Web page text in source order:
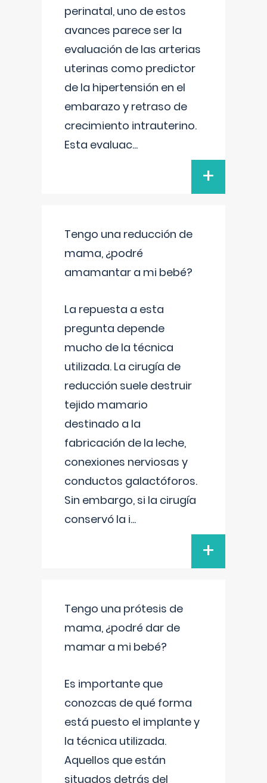
perinatal, uno de estos
avances parece ser la
evaluación de las arterias
uterinas como predictor
de la hipertensión en el
embarazo y retraso de
crecimiento intrauterino.
Esta evaluac...
+
Tengo una reducción de
mama, ¿podré
amamantar a mi bebé?
La repuesta a esta
pregunta depende
mucho de la técnica
utilizada. La cirugía de
reducción suele destruir
tejido mamario
destinado a la
fabricación de la leche,
conexiones nerviosas y
conductos galactóforos.
Sin embargo, si la cirugía
conservó la i...
+
Tengo una prótesis de
mama, ¿podré dar de
mamar a mi bebé?
Es importante que
conozcas de qué forma
está puesto el implante y
la técnica utilizada.
Aquellos que están
situados detrás del